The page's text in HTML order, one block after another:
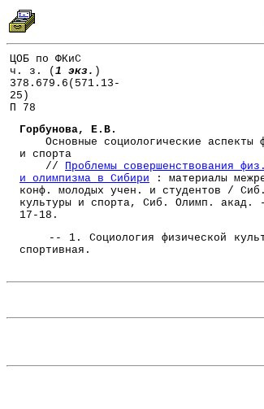
ЦОБ по ФКиС
ч. з. ( 1 экз. )
378.679.6(571.13-
25)
П 78
Горбунова, Е.В.
Основные социологические аспекты
и спорта
// Проблемы совершенствования
и олимпизма в Сибири : материалы
конф. молодых учен. и студентов /
культуры и спорта, Сиб. Олимп.
17-18.
-- 1. Социология физической
спортивная.